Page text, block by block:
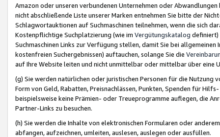
Amazon oder unseren verbundenen Unternehmen oder
nicht abschließende Liste unserer Marken entnehmen Sie bitte der
Schlagwortauktionen auf Suchmaschinen teilnehmen, wenn die sich
Kostenpflichtige Suchplatzierung (wie im Vergütungskatalog definiert)
Suchmaschinen Links zur Verfügung stellen, damit Sie bei
kostenfreien Suchergebnissen) auftauchen, solange Sie die
auf Ihre Website leiten und nicht unmittelbar oder mittelbar über eine
(g) Sie werden natürlichen oder juristischen Personen für die Nutzung
Form von Geld, Rabatten, Preisnachlässen, Punkten, Spenden für
beispielsweise keine Prämien- oder Treueprogramme auflegen, die
Partner-Links zu besuchen.
(h) Sie werden die Inhalte von elektronischen Formularen oder
abfangen, aufzeichnen, umleiten, auslesen, auslegen oder ausfüllen.